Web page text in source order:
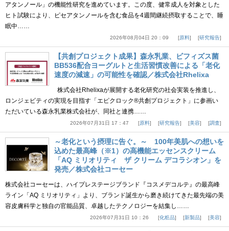
アタンノール」の機能性研究を進めています。この度、健常成人を対象とした
ヒト試験により、ピセアタンノールを含む食品を4週間継続摂取することで、睡
眠中……
2026年08月04日 20：09 原料 研究報告
【共創プロジェクト成果】森永乳業、ビフィズス菌
BB536配合ヨーグルトと生活習慣改善による「老化
速度の減速」の可能性を確認／株式会社Rhelixa
株式会社Rhelixaが展開する老化研究の社会実装を推進し、
ロンジェビティの実現を目指す「エピクロック®共創プロジェクト」に参画い
ただいている森永乳業株式会社が、同社と連携……
2026年07月31日 17：47 原料 研究報告 美容 調査
～老化という摂理に告ぐ。～ 100年美肌への想いを
込めた最高峰（※1）の高機能エッセンスクリーム
「AQ ミリオリティ ザ クリーム デコラシオン」を
発売／株式会社コーセー
株式会社コーセーは、ハイプレステージブランド『コスメデコルテ』の最高峰
ライン「AQ ミリオリティ」より、ブランド誕生から磨き続けてきた最先端の美
容皮膚科学と独自の官能品質、卓越したテクノロジーを結集し……
2026年07月31日 10：26 化粧品 新製品 美容